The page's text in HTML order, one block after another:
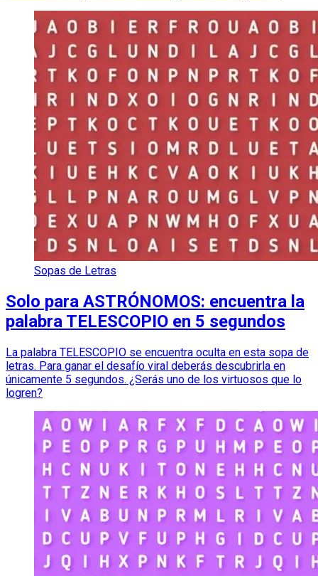
Sopas de Letras
Solo para ASTRÓNOMOS: encuentra la
palabra TELESCOPIO en 5 segundos
La palabra TELESCOPIO se encuentra oculta en esta sopa de
letras. Para ganar el desafío viral deberás descubrirla en
únicamente 5 segundos. ¿Serás uno de los virtuosos que lo
logren?